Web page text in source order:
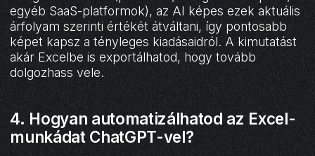
egyéb SaaS-platformok), az AI képes ezek aktuális
árfolyam szerinti értékét átváltani, így pontosabb
képet kapsz a tényleges kiadásaidról. A kimutatást
akár Excelbe is exportálhatod, hogy tovább
dolgozhass vele.
4. Hogyan automatizálhatod az Excel-
munkádat ChatGPT-vel?